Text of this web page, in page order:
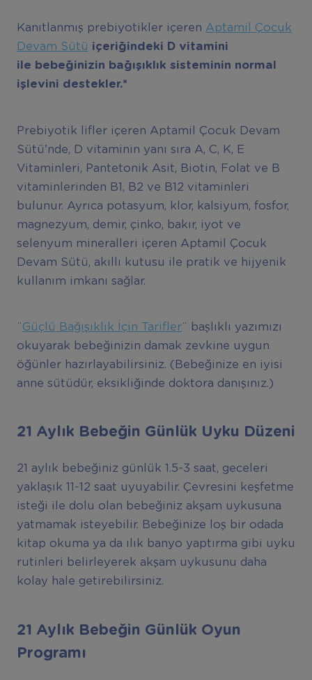
Kanıtlanmış prebiyotikler içeren Aptamil Çocuk
Devam Sütü içeriğindeki D vitamini
ile bebeğinizin bağışıklık sisteminin normal
işlevini destekler.*
Prebiyotik lifler içeren Aptamil Çocuk Devam
Sütü’nde, D vitaminin yanı sıra A, C, K, E
Vitaminleri, Pantetonik Asit, Biotin, Folat ve B
vitaminlerinden B1, B2 ve B12 vitaminleri
bulunur. Ayrıca potasyum, klor, kalsiyum, fosfor,
magnezyum, demir, çinko, bakır, iyot ve
selenyum mineralleri içeren Aptamil Çocuk
Devam Sütü, akıllı kutusu ile pratik ve hijyenik
kullanım imkanı sağlar.
¨Güçlü Bağışıklık İçin Tarifler¨ başlıklı yazımızı
okuyarak bebeğinizin damak zevkine uygun
öğünler hazırlayabilirsiniz. (Bebeğinize en iyisi
anne sütüdür, eksikliğinde doktora danışınız.)
21 Aylık Bebeğin Günlük Uyku Düzeni
21 aylık bebeğiniz günlük 1.5-3 saat, geceleri
yaklaşık 11-12 saat uyuyabilir. Çevresini keşfetme
isteği ile dolu olan bebeğiniz akşam uykusuna
yatmamak isteyebilir. Bebeğinize loş bir odada
kitap okuma ya da ılık banyo yaptırma gibi uyku
rutinleri belirleyerek akşam uykusunu daha
kolay hale getirebilirsiniz.
21 Aylık Bebeğin Günlük Oyun
Programı